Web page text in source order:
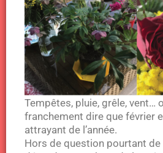
Tempêtes, pluie, grêle, vent…
franchement dire que février
attrayant de l’année.
Hors de question pourtant